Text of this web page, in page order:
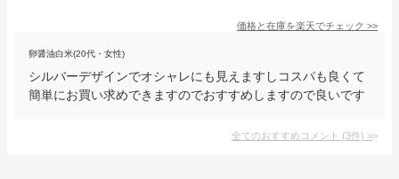
価格と在庫を楽天でチェック >>
卵醤油白米(20代・女性)
シルバーデザインでオシャレにも見えますしコスパも良くて
簡単にお買い求めできますのでおすすめしますので良いです
全てのおすすめコメント (3件) >